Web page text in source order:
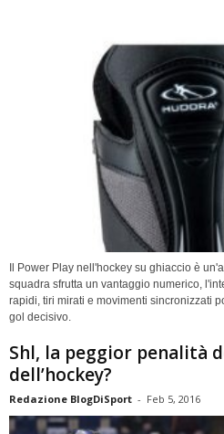
Il Power Play nell'hockey su ghiaccio è
squadra sfrutta un vantaggio numerico,
rapidi, tiri mirati e movimenti sincronizzati
gol decisivo.
Shl, la peggior penalità
dell’hockey?
Redazione BlogDiSport - Feb 5, 2016